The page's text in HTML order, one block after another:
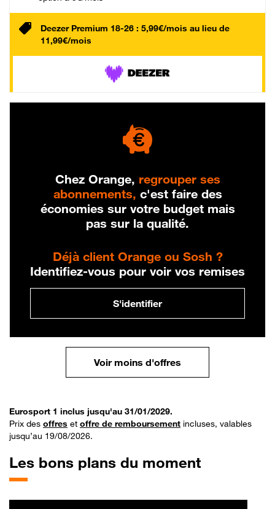
Deezer Premium 18-26 : 5,99€/mois au lieu de
11,99€/mois
Chez Orange, regrouper ses
abonnements, c'est faire des
économies sur votre budget mais
pas sur la qualité.
Déjà client Orange ou Sosh ?
Identifiez-vous pour voir vos remises
S'identifier
Voir moins d'offres
Eurosport 1 inclus jusqu'au 31/01/2029.
Prix des offres et offre de remboursement incluses, valables
jusqu’au 19/08/2026.
Les bons plans du moment